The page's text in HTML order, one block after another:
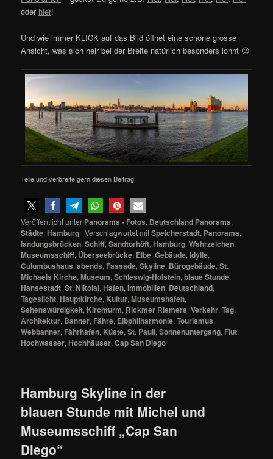
oder hier!
Und wie immer KLICK auf das Bild öffnet eine schöne grosse
Ansicht, was sich heir bei der Breite natürlich besonders lohnt 😉
Teile und verbreite gern diesen Beitrag:
Veröffentlicht unter Panorama - Fotos, Deutschland Panorama,
Städte, Hamburg |Verschlagwortet mitSpeicherstadt, Panorama,
landungsbrücken,Schiff,Sandtorhöft, Hamburg,Wahrzeichen,
Museumsschiff, Überseebrücke, Elbe,Gebäude,Idylle,
Culumbushaus,abends, Fassade,Skyline, Bürogebäude,St.
Michaels Kirche,Museum,Schleswig-Holstein,blaue Stunde,
Hansestadt,St. Nikolai, Hafen,Immobilien, Deutschland,
Tageslicht, Hauptkirche, Kultur,Museumshafen,
Sehenswürdigkeit, Kirchturm, Rickmer Riemers,Verkehr,Tag,
Architektur, Banner, Fähre, Elbphilharmonie,Tourismus,
Webbanner, Fährhafen, Küste,St. Pauli,Sonnenuntergang, Flut,
Hochwasser, Hochhäuser,Cap San Diego
Hamburg Skyline in der
blauen Stunde mit Michel und
Museumsschiff „Cap San
Diego“